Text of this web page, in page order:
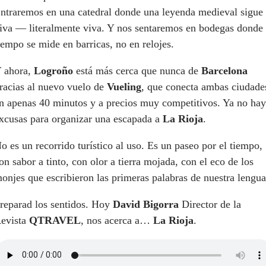
en una catedral donde una leyenda medieval sigue
— literalmente viva. Y nos sentaremos en bodegas donde
se mide en barricas, no en relojes.
ahora, Logroño está más cerca que nunca de Barcelona
al nuevo vuelo de Vueling, que conecta ambas
apenas 40 minutos y a precios muy competitivos. Ya no hay
para organizar una escapada a La Rioja.
es un recorrido turístico al uso. Es un paseo por el tiempo,
sabor a tinto, con olor a tierra mojada, con el eco de los
que escribieron las primeras palabras de nuestra
los sentidos. Hoy David Bigorra Director de la
QTRAVEL, nos acerca a… La Rioja.